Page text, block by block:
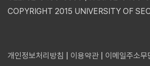
COPYRIGHT 2015 UNIVERSITY OF
개인정보처리방침 이용약관 이메일주소무